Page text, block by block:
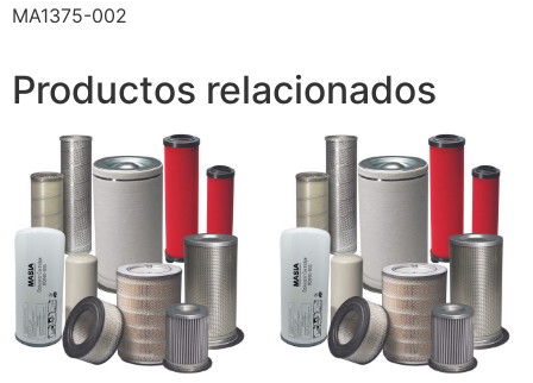
MA1375-002
Productos relacionados